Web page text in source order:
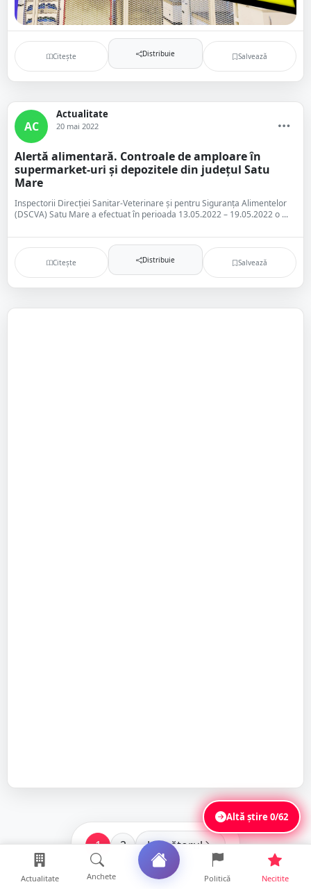
Citește Distribuie Salvează
AC
Actualitate
20 mai 2022
Alertă alimentară. Controale de amploare în
supermarket-uri și depozitele din județul Satu
Mare
Inspectorii Direcției Sanitar-Veterinare și pentru Siguranța Alimentelor
(DSCVA) Satu Mare a efectuat în perioada 13.05.2022 – 19.05.2022 o ...
Citește Distribuie Salvează
1 2 Următorul
Altă știre0/62
Actualitate Anchete Politică Necitite